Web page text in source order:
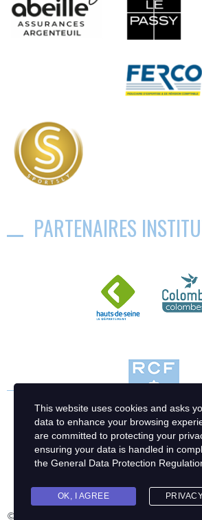
PARTENAIRES
© 2023 Racing Club de France Football |
This website uses cookies and asks
data to enhance your browsing
are committed to protecting your
ensuring your data is handled in
the General Data Protection
OK, I AGREE